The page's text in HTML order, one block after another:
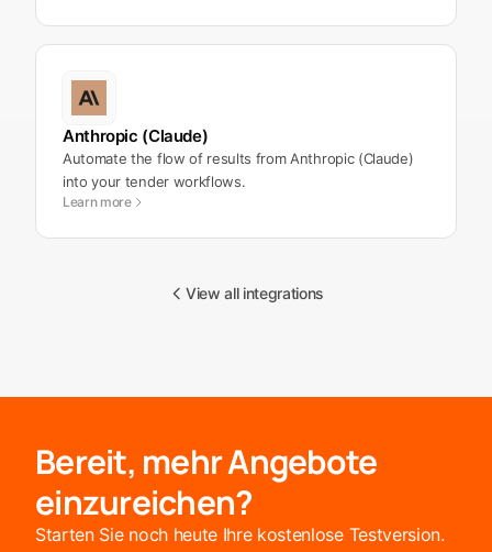
Anthropic (Claude)
Automate the flow of results from Anthropic (Claude)
into your tender workflows.
Learn more
View all integrations
Bereit, mehr Angebote
einzureichen?
Starten Sie noch heute Ihre kostenlose Testversion.